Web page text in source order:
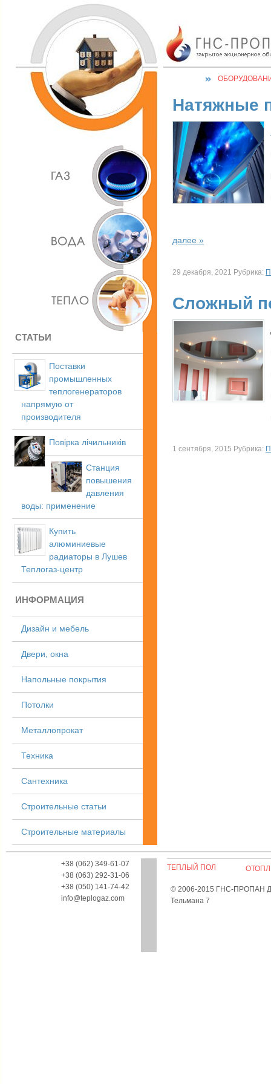
СТАТЬИ
Поставки
промышленных
теплогенераторов
напрямую от
производителя
Повірка лічильників
Станция
повышения
давления
воды: применение
Купить
алюминиевые
радиаторы в Лушев
Теплогаз-центр
ИНФОРМАЦИЯ
Дизайн и мебель
Двери, окна
Напольные покрытия
Потолки
Металлопрокат
Техника
Сантехника
Строительные статьи
Строительные материалы
Натяжные
далее »
29 декабря, 2021 Рубрика:
Сложный
1 сентября, 2015 Рубрика:
+38 (062) 349-61-07
+38 (063) 292-31-06
+38 (050) 141-74-42
info@teplogaz.com
ТЕПЛЫЙ ПОЛ
© 2006-2015 ГНС-ПРОПАН
Тельмана 7